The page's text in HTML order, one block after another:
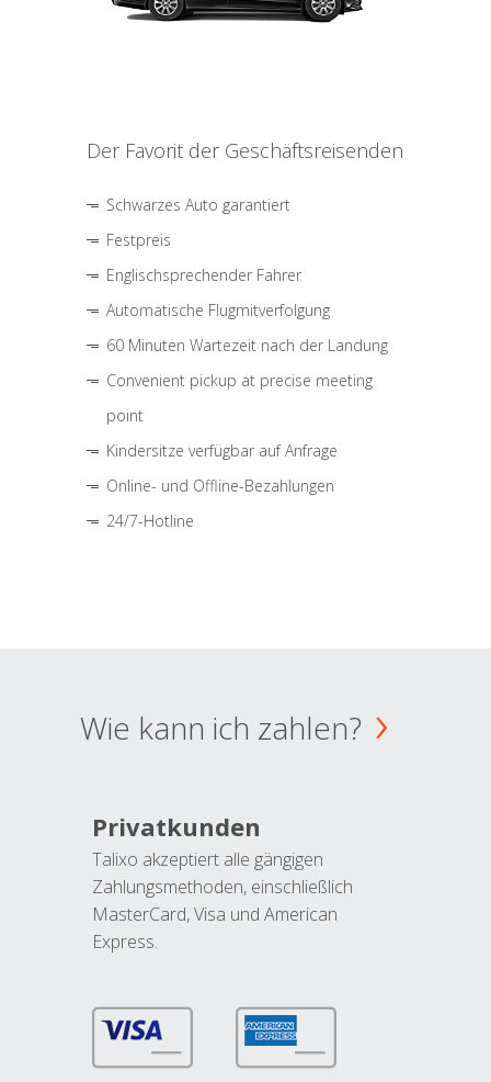
Der Favorit der Geschäftsreisenden
Schwarzes Auto garantiert
Festpreis
Englischsprechender Fahrer
Automatische Flugmitverfolgung
60 Minuten Wartezeit nach der Landung
Convenient pickup at precise meeting
point
Kindersitze verfügbar auf Anfrage
Online- und Offline-Bezahlungen
24/7-Hotline
Wie kann ich zahlen?
Privatkunden
Talixo akzeptiert alle gängigen
Zahlungsmethoden, einschließlich
MasterCard, Visa und American
Express.